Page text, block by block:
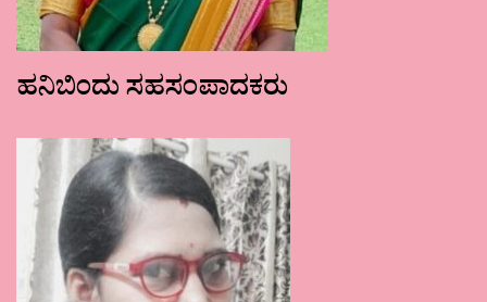
ಹನಿಬಿಂದು ಸಹಸಂಪಾದಕರು